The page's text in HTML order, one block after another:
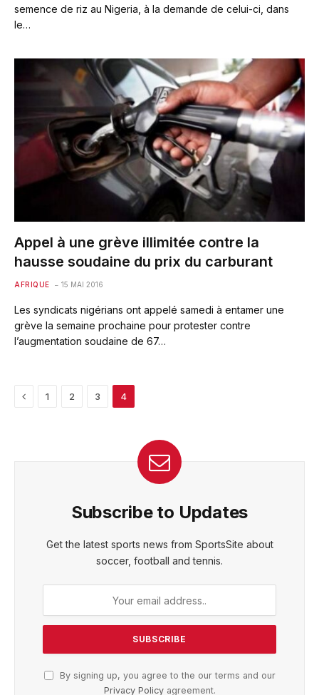
semence de riz au Nigeria, à la demande de celui-ci, dans
le…
Appel à une grève illimitée contre la
hausse soudaine du prix du carburant
AFRIQUE 15 MAI 2016
Les syndicats nigérians ont appelé samedi à entamer une
grève la semaine prochaine pour protester contre
l’augmentation soudaine de 67…
Previous
1 2 3 4
Subscribe to Updates
Get the latest sports news from SportsSite about
soccer, football and tennis.
By signing up, you agree to the our terms and our
Privacy Policyagreement.